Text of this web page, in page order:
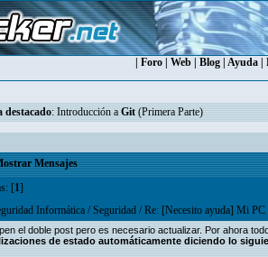
Foro Web Blog Ayuda
destacado: Introducción a Git (Primera Parte)
Mensajes
[1]
Informática/Seguridad/Re: [Necesito ayuda] Mi PC
el doble post pero es necesario actualizar. Por ahora
de estado automáticamente diciendo lo